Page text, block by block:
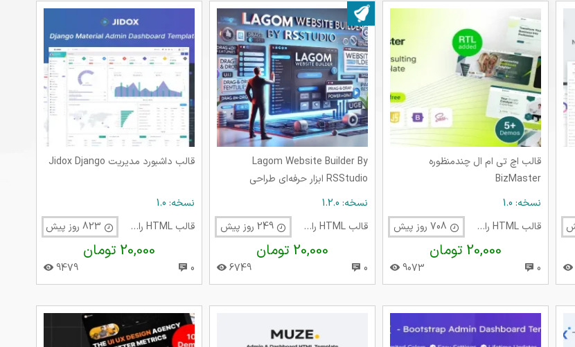
قالب اچ تی ام ال چندمنظوره
BizMaster
نسخه: 1.0
قالب HTML راست چین
20,000 تومان
0
9073
بروز شده در ۰۹ آذر ۱۴۰۴
Lagom Website Builder By
RSStudio ابزار حرفه‌ای طراحی
وب‌سایت بدون کدنویسی
نسخه: 1.2.0
قالب HTML راست چین
249 روز پیش
20,000 تومان
0
6749
قالب داشبورد مدیریت Jidox Django
نسخه: 1.0
قالب HTML راست چین
20,000 تومان
0
9479